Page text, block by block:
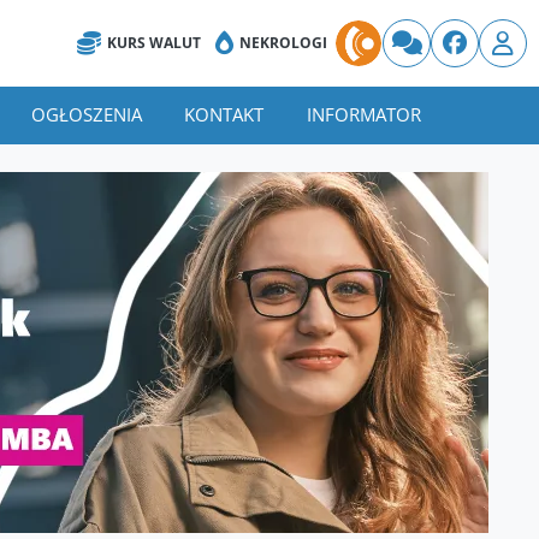
KURS WALUT NEKROLOGI
OGŁOSZENIA KONTAKT INFORMATOR